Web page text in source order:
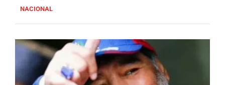
NACIONAL